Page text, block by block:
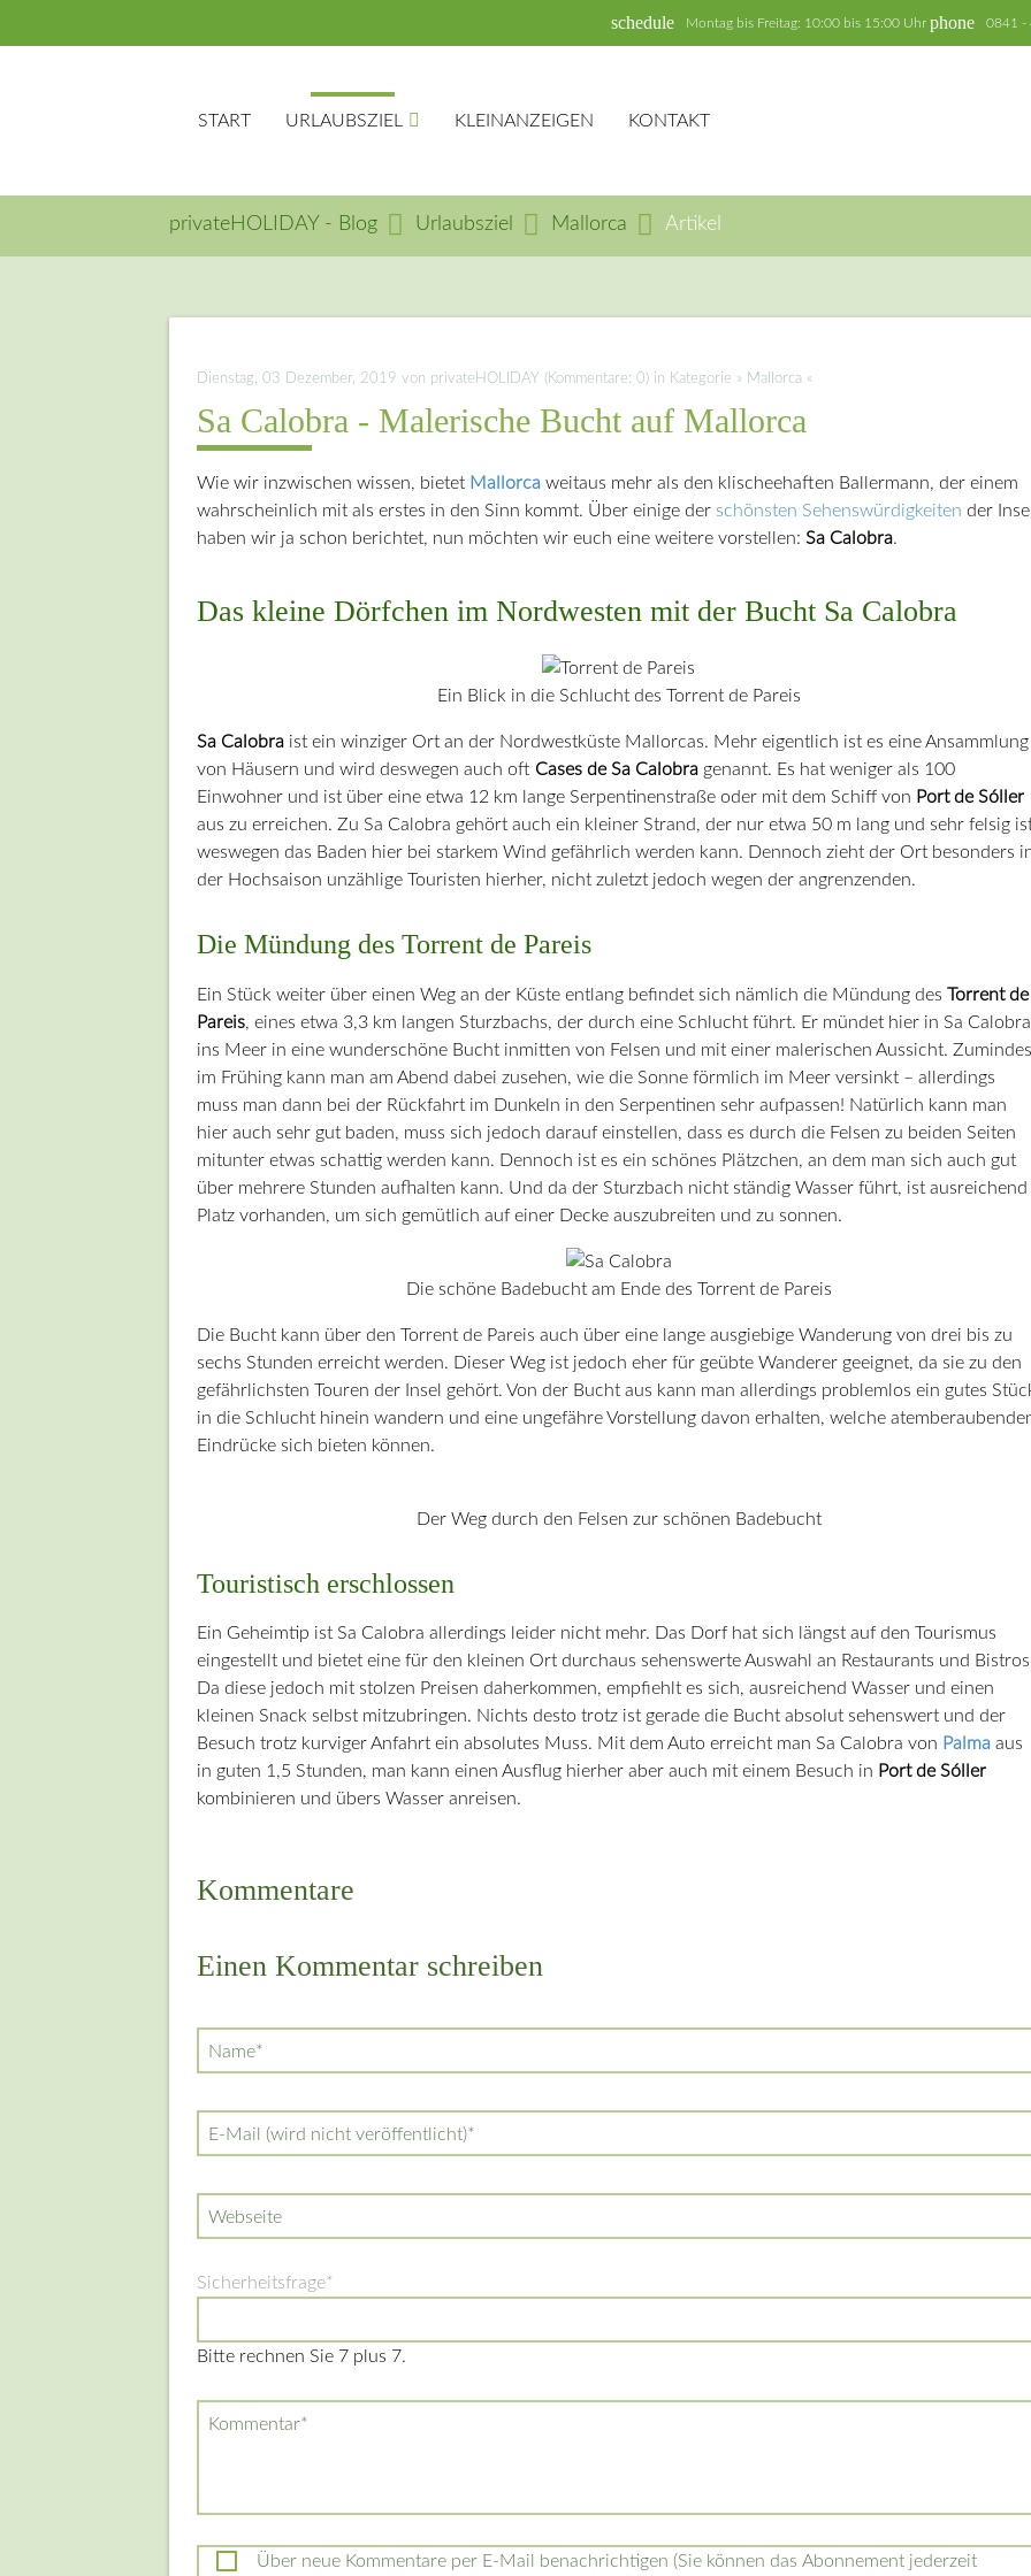
phone 0841 -
schedule Montag bis Freitag: 10:00 bis 15:00 Uhr
START URLAUBSZIEL KLEINANZEIGEN KONTAKT
Suchbegriffe
privateHOLIDAY - Blog Urlaubsziel Mallorca Artikel
Dienstag, 03 Dezember, 2019 von privateHOLIDAY (Kommentare: 0) in Kategorie » Mallorca «
Sa Calobra - Malerische Bucht auf Mallorca
Wie wir inzwischen wissen, bietet Mallorca weitaus mehr als den klischeehaften Ballermann, der einem
wahrscheinlich mit als erstes in den Sinn kommt. Über einige der schönsten Sehenswürdigkeiten der
haben wir ja schon berichtet, nun möchten wir euch eine weitere vorstellen: Sa Calobra.
Das kleine Dörfchen im Nordwesten mit der Bucht Sa Calobra
Ein Blick in die Schlucht des Torrent de Pareis
Sa Calobra ist ein winziger Ort an der Nordwestküste Mallorcas. Mehr eigentlich ist es eine Ansammlung
von Häusern und wird deswegen auch oft Cases de Sa Calobra genannt. Es hat weniger als 100
Einwohner und ist über eine etwa 12 km lange Serpentinenstraße oder mit dem Schiff von Port de Sóller
aus zu erreichen. Zu Sa Calobra gehört auch ein kleiner Strand, der nur etwa 50 m lang und sehr felsig
weswegen das Baden hier bei starkem Wind gefährlich werden kann. Dennoch zieht der Ort besonders
der Hochsaison unzählige Touristen hierher, nicht zuletzt jedoch wegen der angrenzenden.
Die Mündung des Torrent de Pareis
Ein Stück weiter über einen Weg an der Küste entlang befindet sich nämlich die Mündung des Torrent de
Pareis, eines etwa 3,3 km langen Sturzbachs, der durch eine Schlucht führt. Er mündet hier in Sa Calobra
ins Meer in eine wunderschöne Bucht inmitten von Felsen und mit einer malerischen Aussicht.
im Frühing kann man am Abend dabei zusehen, wie die Sonne förmlich im Meer versinkt – allerdings
muss man dann bei der Rückfahrt im Dunkeln in den Serpentinen sehr aufpassen! Natürlich kann man
hier auch sehr gut baden, muss sich jedoch darauf einstellen, dass es durch die Felsen zu beiden Seiten
mitunter etwas schattig werden kann. Dennoch ist es ein schönes Plätzchen, an dem man sich auch gut
über mehrere Stunden aufhalten kann. Und da der Sturzbach nicht ständig Wasser führt, ist ausreichend
Platz vorhanden, um sich gemütlich auf einer Decke auszubreiten und zu sonnen.
Die schöne Badebucht am Ende des Torrent de Pareis
Die Bucht kann über den Torrent de Pareis auch über eine lange ausgiebige Wanderung von drei bis zu
sechs Stunden erreicht werden. Dieser Weg ist jedoch eher für geübte Wanderer geeignet, da sie zu den
gefährlichsten Touren der Insel gehört. Von der Bucht aus kann man allerdings problemlos ein gutes
in die Schlucht hinein wandern und eine ungefähre Vorstellung davon erhalten, welche
Eindrücke sich bieten können.
Der Weg durch den Felsen zur schönen Badebucht
Touristisch erschlossen
Ein Geheimtip ist Sa Calobra allerdings leider nicht mehr. Das Dorf hat sich längst auf den Tourismus
eingestellt und bietet eine für den kleinen Ort durchaus sehenswerte Auswahl an Restaurants und
Da diese jedoch mit stolzen Preisen daherkommen, empfiehlt es sich, ausreichend Wasser und einen
kleinen Snack selbst mitzubringen. Nichts desto trotz ist gerade die Bucht absolut sehenswert und der
Besuch trotz kurviger Anfahrt ein absolutes Muss. Mit dem Auto erreicht man Sa Calobra von Palma aus
in guten 1,5 Stunden, man kann einen Ausflug hierher aber auch mit einem Besuch in Port de Sóller
kombinieren und übers Wasser anreisen.
Kommentare
Einen Kommentar schreiben
Pflichtfeld
Name*
Pflichtfeld
E-Mail (wird nicht veröffentlicht)*
Webseite
Pflichtfeld
Sicherheitsfrage*
Bitte rechnen Sie 7 plus 7.
Pflichtfeld
Kommentar*
Über neue Kommentare per E-Mail benachrichtigen (Sie können das Abonnement jederzeit